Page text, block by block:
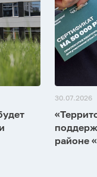
30.07.2026
районе